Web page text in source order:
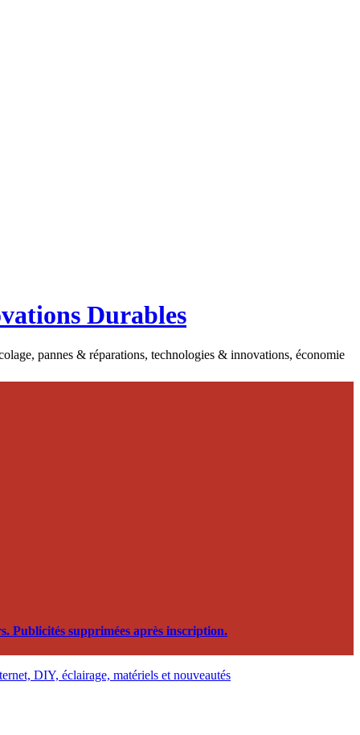
Durables
pannes & réparations, technologies & innovations, économie
Publicités supprimées après inscription.
DIY, éclairage, matériels et nouveautés